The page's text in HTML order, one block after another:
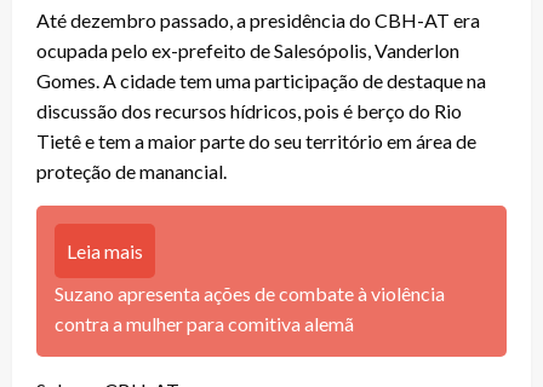
Até dezembro passado, a presidência do CBH-AT era
ocupada pelo ex-prefeito de Salesópolis, Vanderlon
Gomes. A cidade tem uma participação de destaque na
discussão dos recursos hídricos, pois é berço do Rio
Tietê e tem a maior parte do seu território em área de
proteção de manancial.
Leia mais
Suzano apresenta ações de combate à violência
contra a mulher para comitiva alemã